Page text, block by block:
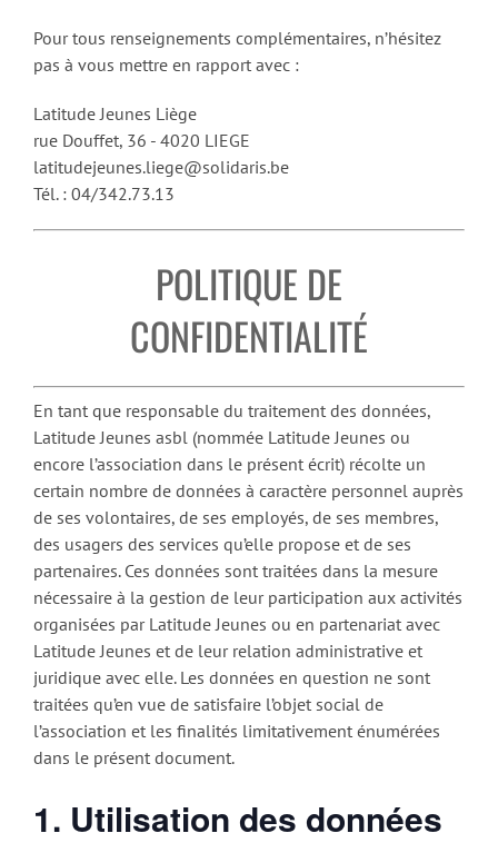
Pour tous renseignements complémentaires, n’hésitez
pas à vous mettre en rapport avec :
Latitude Jeunes Liège
rue Douffet, 36 - 4020 LIEGE
latitudejeunes.liege@solidaris.be
Tél. : 04/342.73.13
POLITIQUE DE
CONFIDENTIALITÉ
En tant que responsable du traitement des données,
Latitude Jeunes asbl (nommée Latitude Jeunes ou
encore l’association dans le présent écrit) récolte un
certain nombre de données à caractère personnel auprès
de ses volontaires, de ses employés, de ses membres,
des usagers des services qu’elle propose et de ses
partenaires. Ces données sont traitées dans la mesure
nécessaire à la gestion de leur participation aux activités
organisées par Latitude Jeunes ou en partenariat avec
Latitude Jeunes et de leur relation administrative et
juridique avec elle. Les données en question ne sont
traitées qu’en vue de satisfaire l’objet social de
l’association et les finalités limitativement énumérées
dans le présent document.
1. Utilisation des données